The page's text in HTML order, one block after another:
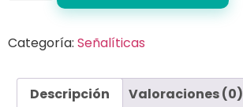
Categoría: Señalíticas
Descripción Valoraciones (0)